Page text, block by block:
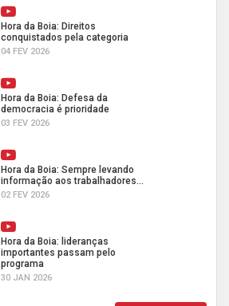
Hora da Boia: Direitos
conquistados pela categoria
04 FEV 2026
Hora da Boia: Defesa da
democracia é prioridade
03 FEV 2026
Hora da Boia: Sempre levando
informação aos trabalhadores...
02 FEV 2026
Hora da Boia: lideranças
importantes passam pelo
programa
30 JAN 2026